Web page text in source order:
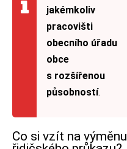
jakémkoliv
pracovišti
obecního úřadu
obce
s rozšířenou
působností.
Co si vzít na výměnu